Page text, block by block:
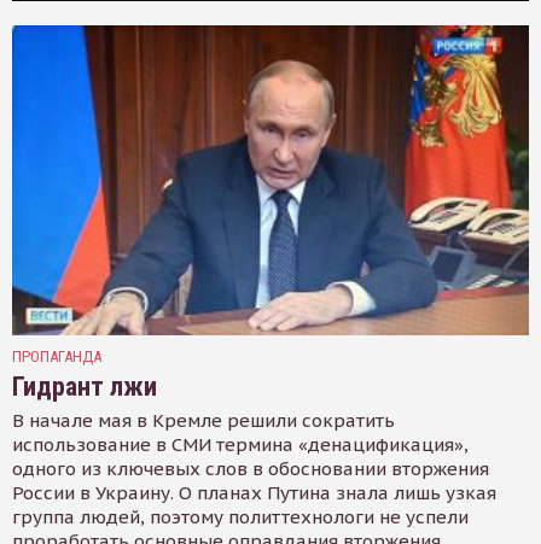
ПРОПАГАНДА
Гидрант лжи
В начале мая в Кремле решили сократить
использование в СМИ термина «денацификация»,
одного из ключевых слов в обосновании вторжения
России в Украину. О планах Путина знала лишь узкая
группа людей, поэтому политтехнологи не успели